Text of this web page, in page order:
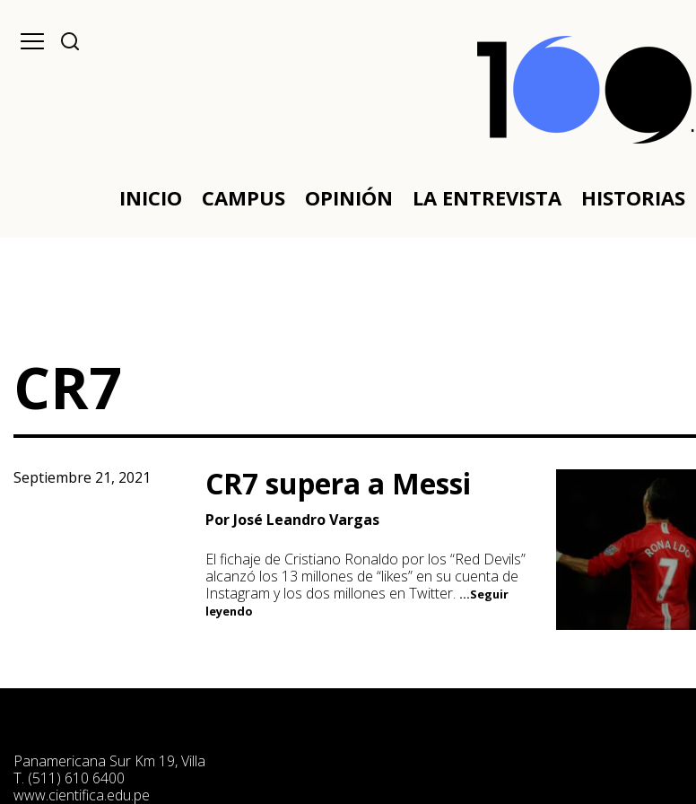
INICIO CAMPUS OPINIÓN LA ENTREVISTA HISTORIAS
CR7
Septiembre 21, 2021 CR7 supera a Messi
Por José Leandro Vargas
El fichaje de Cristiano Ronaldo por los “Red Devils”
alcanzó los 13 millones de “likes” en su cuenta de
Instagram y los dos millones en Twitter. ...Seguir
leyendo
Panamericana Sur Km 19, Villa
T. (511) 610 6400
www.cientifica.edu.pe